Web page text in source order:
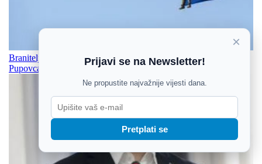
Branitelji Zajedno podržali ministra Medveda, a osudili izjave
Pupovca
×
Prijavi se na Newsletter!
Ne propustite najvažnije vijesti dana.
Pretplati se